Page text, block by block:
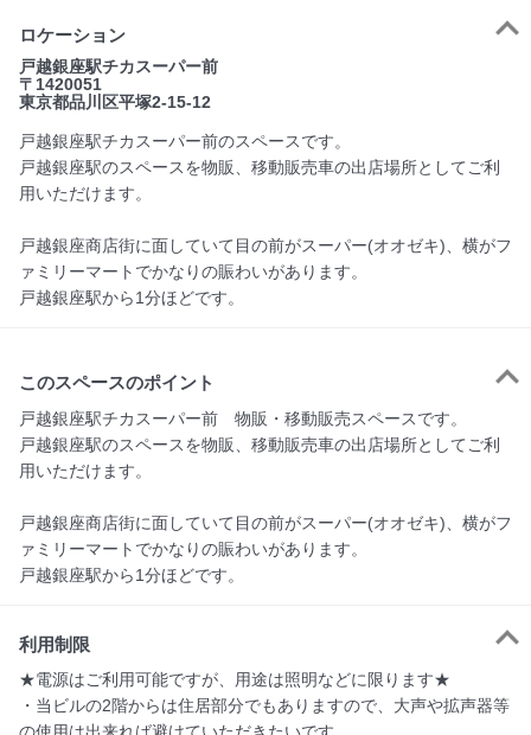
ロケーション
戸越銀座駅チカスーパー前
〒1420051
東京都品川区平塚2-15-12
戸越銀座駅チカスーパー前のスペースです。
戸越銀座駅のスペースを物販、移動販売車の出店場所としてご利
用いただけます。
戸越銀座商店街に面していて目の前がスーパー(オオゼキ)、横がフ
ァミリーマートでかなりの賑わいがあります。
戸越銀座駅から1分ほどです。
このスペースのポイント
戸越銀座駅チカスーパー前　物販・移動販売スペースです。
戸越銀座駅のスペースを物販、移動販売車の出店場所としてご利
用いただけます。
戸越銀座商店街に面していて目の前がスーパー(オオゼキ)、横がフ
ァミリーマートでかなりの賑わいがあります。
戸越銀座駅から1分ほどです。
利用制限
★電源はご利用可能ですが、用途は照明などに限ります★
・当ビルの2階からは住居部分でもありますので、大声や拡声器等